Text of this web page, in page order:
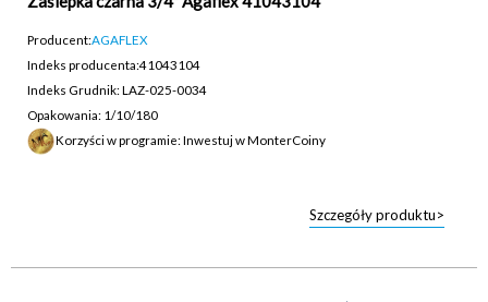
Producent:AGAFLEX
Indeks producenta:41043104
Indeks Grudnik: LAZ-025-0034
Opakowania: 1/10/180
Korzyści w programie: Inwestuj w MonterCoiny
Szczegóły produktu>